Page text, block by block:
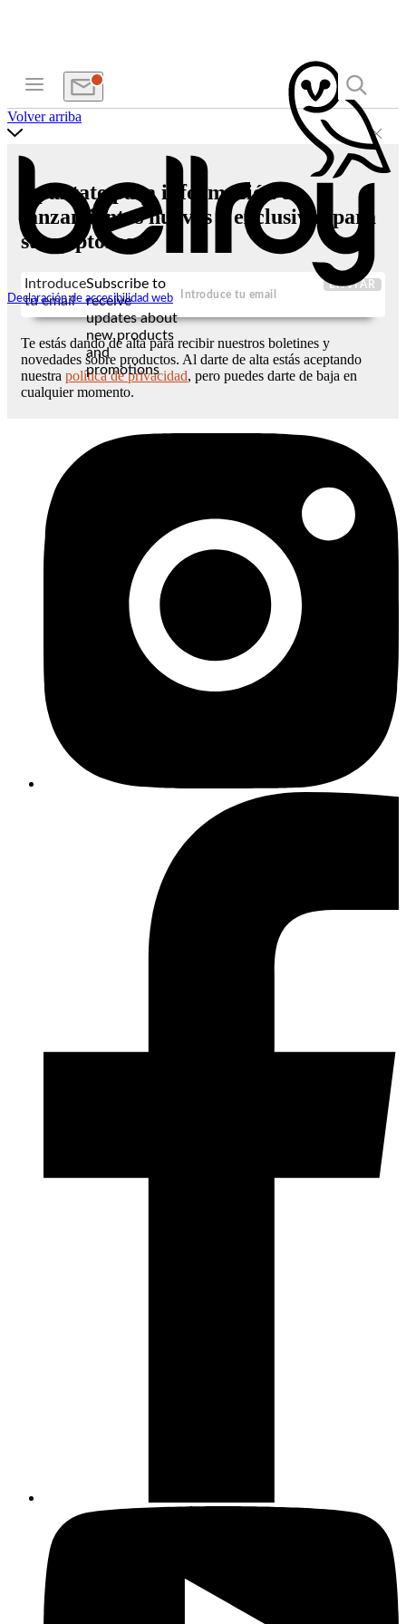
Declaración de accesibilidad web
Volver arriba
Apúntate para información de
lanzamientos nuevos y exclusivas para
suscriptores
Introduce
tu email
Subscribe to
receive
updates about
new products
and
promotions
ENVIAR
Te estás dando de alta para recibir nuestros boletines y
novedades sobre productos. Al darte de alta estás aceptando
nuestra política de privacidad, pero puedes darte de baja en
cualquier momento.